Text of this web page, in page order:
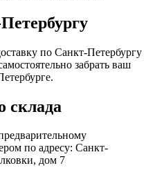
по Санкт-Петербургу
забрать ваш
склада
по адресу: Санкт-
дом 7